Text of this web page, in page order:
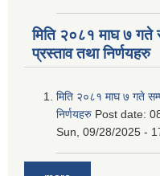
मिति २०८१ माघ ७
प्रस्ताव तथा निर्णयहरु
मिति २०८१ माघ ७ गते
निर्णयहरु Post date:
Sun, 09/28/2025 -